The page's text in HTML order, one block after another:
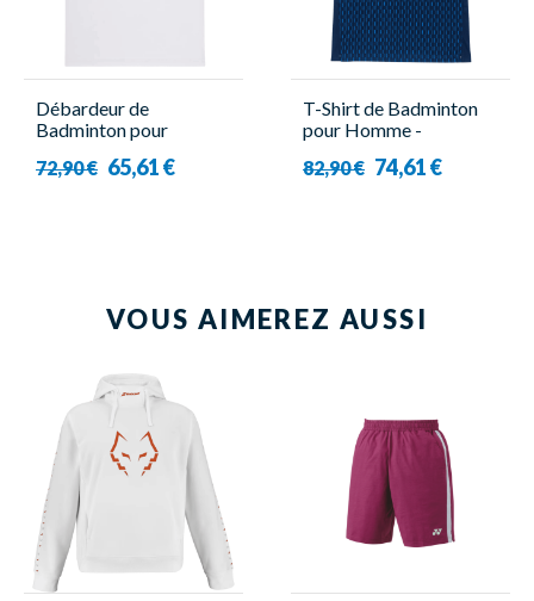
Débardeur de
Badminton pour
Blanc - Yonex
72,90 € 65,61 €
T-Shirt de Badminton
pour Homme -
82,90 € 74,61 €
VOUS AIMEREZ AUSSI